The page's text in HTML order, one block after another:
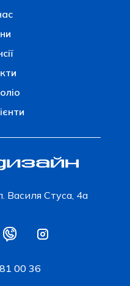
Василя Стуса, 4а
00 36